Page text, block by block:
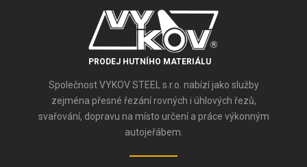
PRODEJ HUTNÍHO MATERIÁLU
Společnost VYKOV STEEL s.r.o. nabízí jako služby
zejména přesné řezání rovných i úhlových řezů,
svařování, dopravu na místo určení a práce výkonným
autojeřábem.